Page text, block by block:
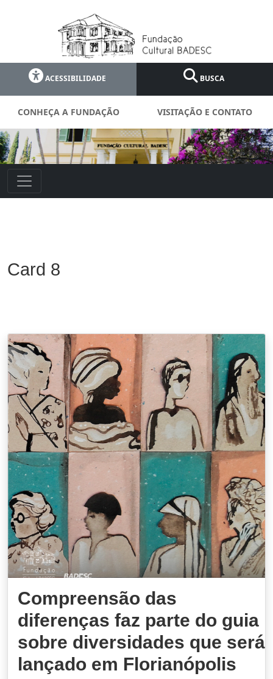
ACESSIBILIDADE BUSCA
CONHEÇA A FUNDAÇÃO VISITAÇÃO E CONTATO
Card 8
Compreensão das
diferenças faz parte do guia
sobre diversidades que será
lançado em Florianópolis